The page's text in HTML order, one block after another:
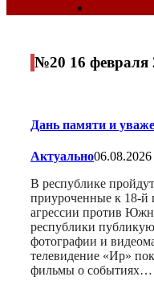
№20 16 февраля
Дань памяти и
Актуально06.08.2026
В республике
приуроченные к 18-й
агрессии против
республики
фотографии и
телевидение «Ир»
фильмы о событиях…